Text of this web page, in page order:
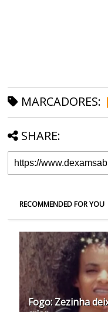
MARCADORES:
SHARE:
RECOMMENDED FOR YOU
Fogo: Zezinha